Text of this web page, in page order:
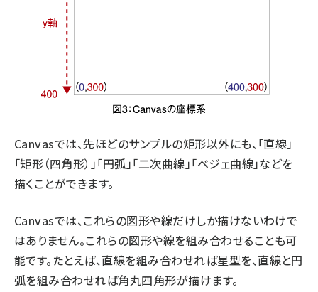
Canvasでは、先ほどのサンプルの矩形以外にも、「直線」
「矩形（四角形）」「円弧」「二次曲線」「ベジェ曲線」などを
描くことができます。
Canvasでは、これらの図形や線だけしか描けないわけで
はありません。これらの図形や線を組み合わせることも可
能です。たとえば、直線を組み合わせれば星型を、直線と円
弧を組み合わせれば角丸四角形が描けます。